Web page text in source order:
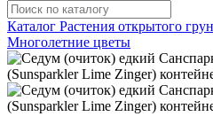
Каталог Растения открытого
Многолетние цветы